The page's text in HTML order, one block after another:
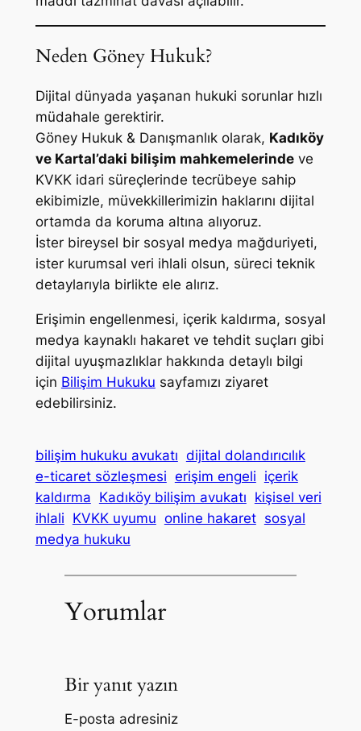
Neden Göney Hukuk?
Dijital dünyada yaşanan hukuki sorunlar hızlı
müdahale gerektirir.
Göney Hukuk & Danışmanlık olarak, Kadıköy
ve Kartal’daki bilişim mahkemelerindeve
KVKK idari süreçlerinde tecrübeye sahip
ekibimizle, müvekkillerimizin haklarını dijital
ortamda da koruma altına alıyoruz.
İster bireysel bir sosyal medya mağduriyeti,
ister kurumsal veri ihlali olsun, süreci teknik
detaylarıyla birlikte ele alırız.
Erişimin engellenmesi, içerik kaldırma, sosyal
medya kaynaklı hakaret ve tehdit suçları gibi
dijital uyuşmazlıklar hakkında detaylı bilgi
için Bilişim Hukuku sayfamızı ziyaret
edebilirsiniz.
bilişim hukuku avukatı dijital dolandırıcılık
e-ticaret sözleşmesi erişim engeli içerik
kaldırma Kadıköy bilişim avukatı kişisel veri
ihlali KVKK uyumu online hakaret sosyal
medya hukuku
Yorumlar
Bir yanıt yazın
E-posta adresiniz